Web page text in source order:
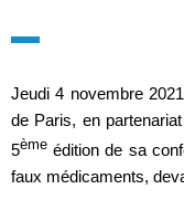
Jeudi 4 novembre
de Paris, en
5ème édition de sa
faux médicaments,